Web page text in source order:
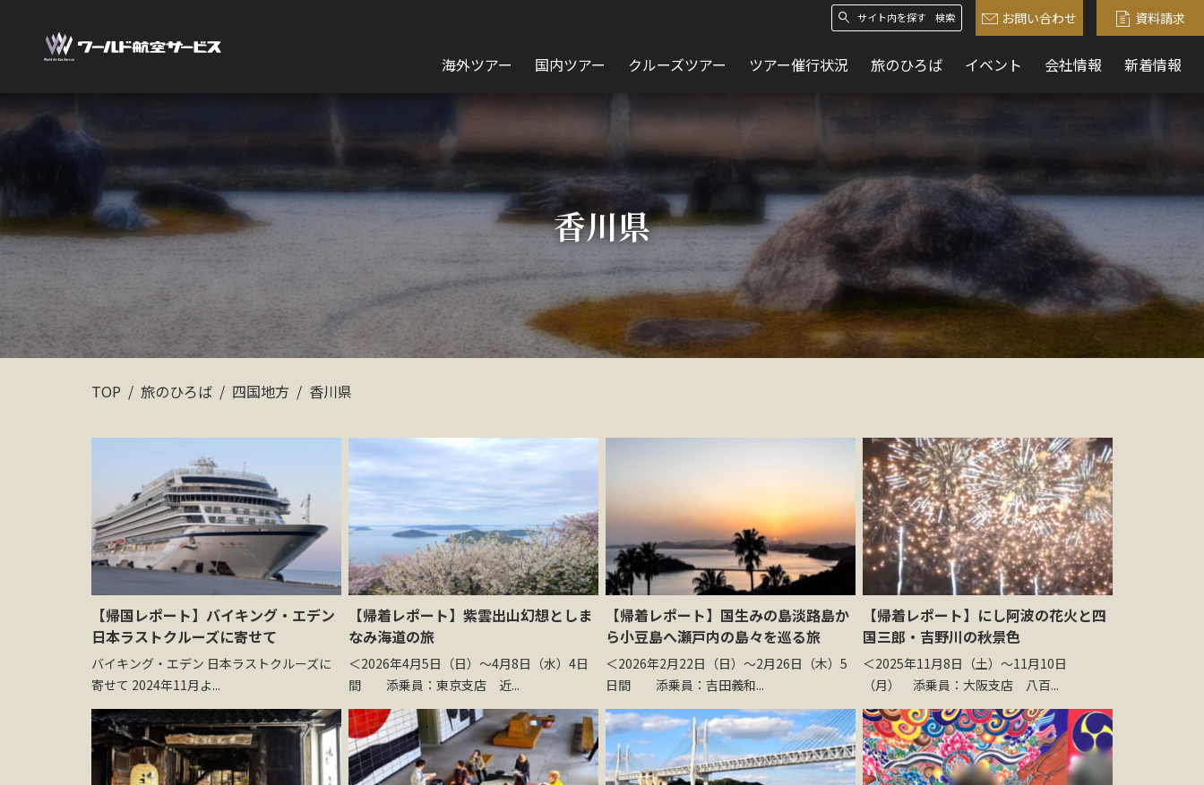
検索 お問い合わせ 資料請求
海外ツアー 国内ツアー クルーズツアー ツアー催行状況 旅のひろば イベント 会社情報 新着情報
香川県
TOP 旅のひろば 四国地方 香川県
【帰国レポート】バイキング・エデン
日本ラストクルーズに寄せて
バイキング・エデン 日本ラストクルーズに
寄せて 2024年11月よ...
【帰着レポート】紫雲出山幻想としま
なみ海道の旅
＜2026年4月5日（日）～4月8日（水）4日
間 添乗員：東京支店 近...
【帰着レポート】国生みの島淡路島か
ら小豆島へ瀬戸内の島々を巡る旅
＜2026年2月22日（日）～2月26日（木）5
日間 添乗員：吉田義和...
【帰着レポート】にし阿波の花火と四
国三郎・吉野川の秋景色
＜2025年11月8日（土）～11月10日
（月） 添乗員：大阪支店 八百...